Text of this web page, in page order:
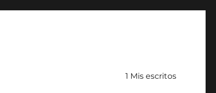
1 Mis escritos